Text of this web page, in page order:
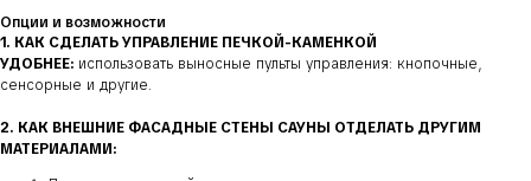
Опции и возможности
1. КАК СДЕЛАТЬ УПРАВЛЕНИЕ ПЕЧКОЙ-КАМЕНКОЙ
УДОБНЕЕ: использовать выносные пульты управления: кнопочные,
сенсорные и другие.
2. КАК ВНЕШНИЕ ФАСАДНЫЕ СТЕНЫ САУНЫ ОТДЕЛАТЬ ДРУГИМ
МАТЕРИАЛАМИ: